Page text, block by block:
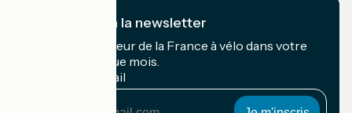
Je m'abonne à la newsletter
Recevez le meilleur de la France à vélo dans votre
boîte mail chaque mois.
Mon adresse mail